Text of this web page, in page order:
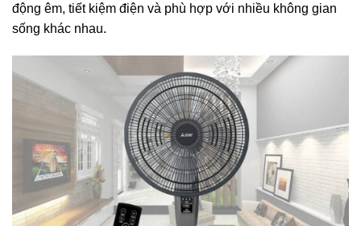
động êm, tiết kiệm điện và phù hợp với nhiều không gian
sống khác nhau.